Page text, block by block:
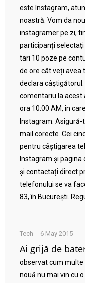
este Instagram,
noastră. Vom da
instagramer pe zi,
participanți
tari 10 poze pe
de ore cât veți avea
declara
comentariu la acest
ora 10:00 AM, în
Instagram.
mail corecte. Cei
pentru câștigarea
Instagram și pagina
și contactați direct
telefonului se va
83, în București.
Tech 6 May 2015
Ai grijă de
observat cum
nouă nu mai vin cu